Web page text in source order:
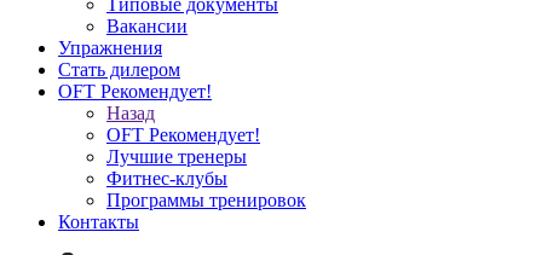
Типовые документы
Вакансии
Упражнения
Стать дилером
OFT Рекомендует!
Назад
OFT Рекомендует!
Лучшие тренеры
Фитнес-клубы
Программы тренировок
Контакты